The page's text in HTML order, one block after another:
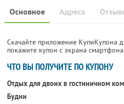
Основное Адреса
Скачайте приложение КупиКупона
покажите купон с экрана
ЧТО ВЫ ПОЛУЧИТЕ ПО КУПОНУ
Отдых для двоих в гостиничном
Будни